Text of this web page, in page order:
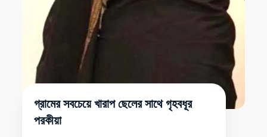
গ্রামের সবচেয়ে খারাপ ছেলের সাথে গৃহবধূর
পরকীয়া